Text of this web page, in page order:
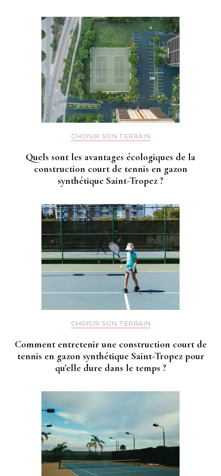
CHOISIR SON TERRAIN
Quels sont les avantages écologiques de la
construction court de tennis en gazon
synthétique Saint-Tropez ?
CHOISIR SON TERRAIN
Comment entretenir une construction court de
tennis en gazon synthétique Saint-Tropez pour
qu’elle dure dans le temps ?